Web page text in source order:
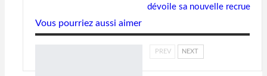
dévoile sa nouvelle recrue
Vous pourriez aussi aimer
PREV NEXT